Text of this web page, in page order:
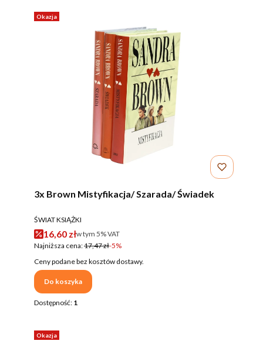
Okazja
3x Brown Mistyfikacja/ Szarada/ Świadek
PRODUCENT
ŚWIAT KSIĄŻKI
Cena promocyjna brutto
16,60 złw tym %s VAT
w tym 5%VAT
Najniższa cena:17,47 zł-5%
Ceny podane bez kosztów dostawy.
Do koszyka
Dostępność: 1
Okazja